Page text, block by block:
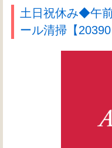
土日祝休み◆午
ール清掃【20390